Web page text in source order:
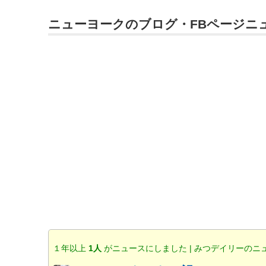
ニューヨークのブログ・FBページニ
１年以上 1人がニュースにしました | みつデイリーのニ